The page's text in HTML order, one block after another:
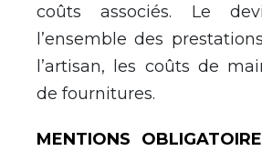
coûts associés. Le
l’ensemble des
l’artisan, les coûts de
de fournitures.
MENTIONS